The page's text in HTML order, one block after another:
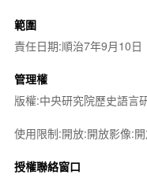
範圍
責任日期:順治7年9月10日
管理權
版權:中央研究院歷史語言
使用限制:開放:開放影像:
授權聯絡窗口